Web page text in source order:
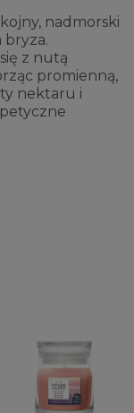
nadmorski
bryza.
z nutą
promienną,
nektaru i